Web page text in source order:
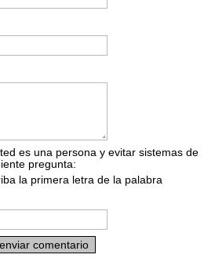
es una persona y evitar sistemas de
pregunta:
la primera letra de la palabra